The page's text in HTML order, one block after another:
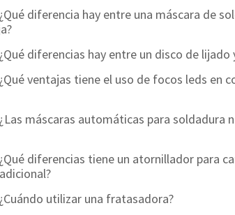
¿Qué diferencia hay entre una máscara de
¿Qué diferencias hay entre un disco de lijado
¿Qué ventajas tiene el uso de focos leds en
¿Las máscaras automáticas para soldadura
¿Qué diferencias tiene un atornillador para
¿Cuándo utilizar una fratasadora?